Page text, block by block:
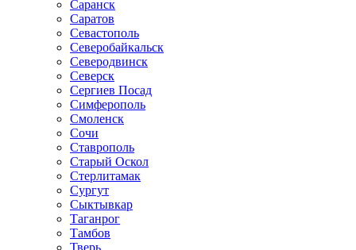
Саранск
Саратов
Севастополь
Северобайкальск
Северодвинск
Северск
Сергиев Посад
Симферополь
Смоленск
Сочи
Ставрополь
Старый Оскол
Стерлитамак
Сургут
Сыктывкар
Таганрог
Тамбов
Тверь